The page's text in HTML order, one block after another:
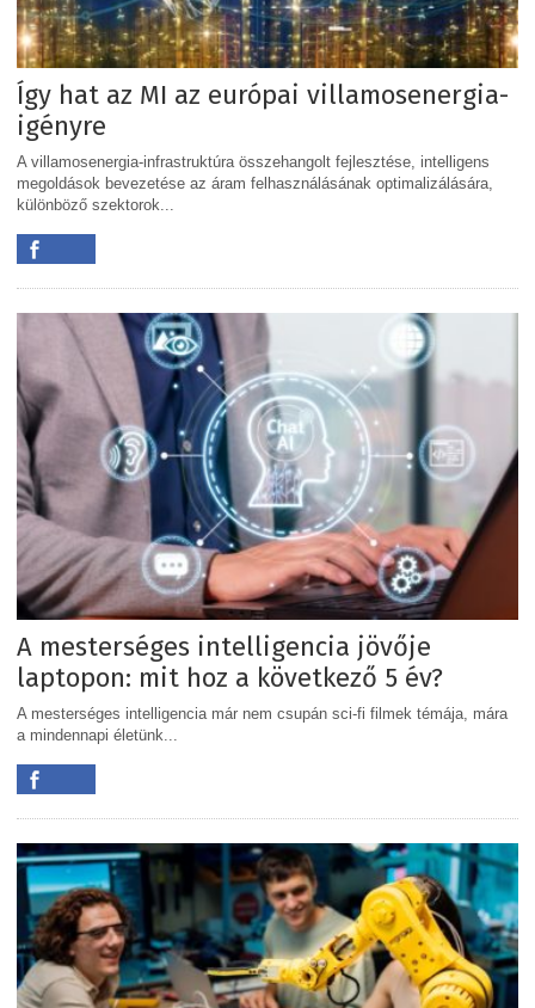
Így hat az MI az európai villamosenergia-
igényre
A villamosenergia-infrastruktúra összehangolt fejlesztése, intelligens
megoldások bevezetése az áram felhasználásának optimalizálására,
különböző szektorok...
A mesterséges intelligencia jövője
laptopon: mit hoz a következő 5 év?
A mesterséges intelligencia már nem csupán sci-fi filmek témája, mára
a mindennapi életünk...